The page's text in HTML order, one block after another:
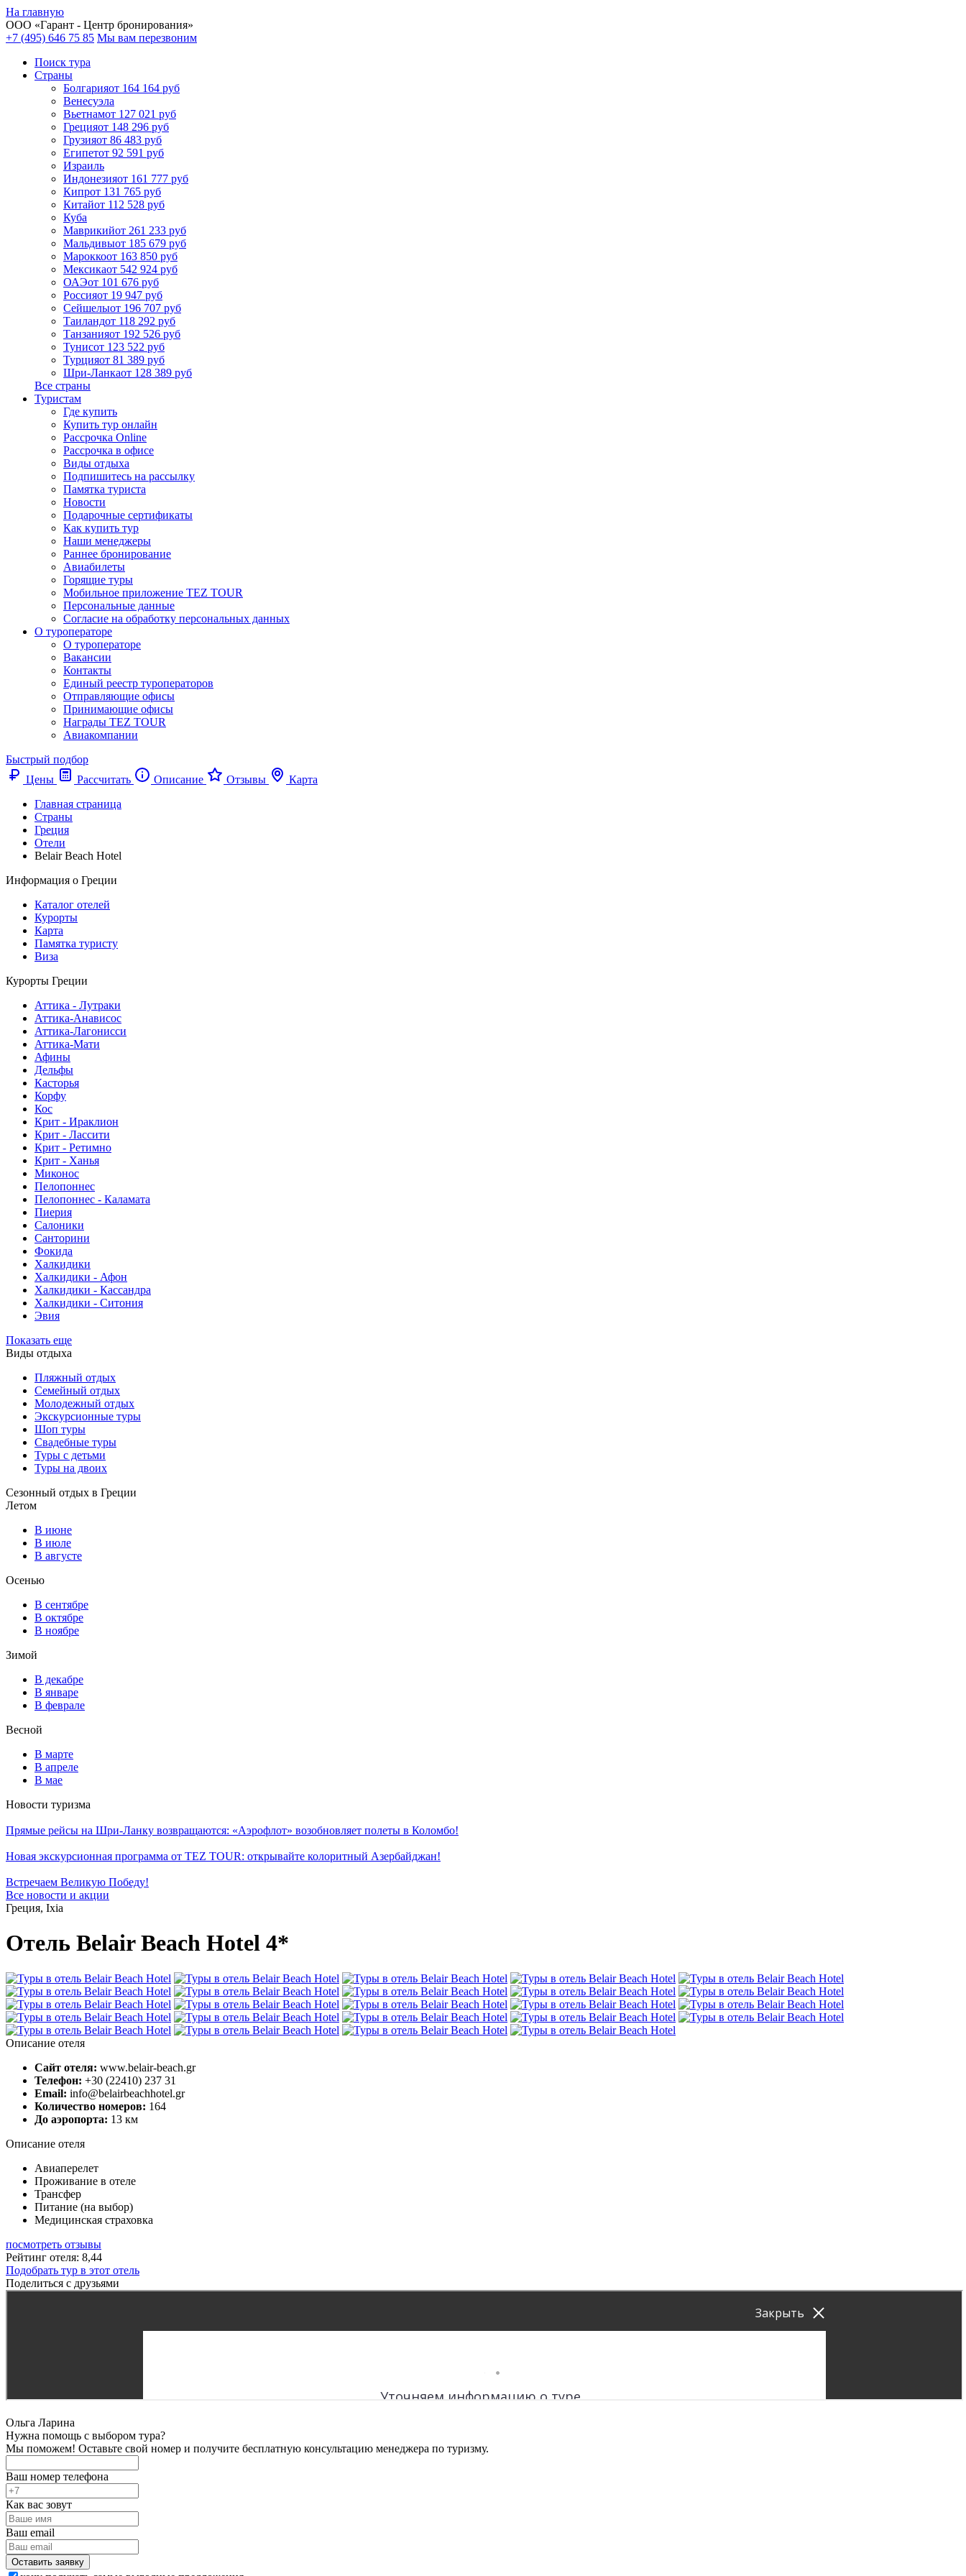
На главную
ООО «Гарант - Центр бронирования»
+7 (495) 646 75 85 Мы вам перезвоним
Поиск тура
Cтраны
Болгарияот 164 164 руб
Венесуэла
Вьетнамот 127 021 руб
Грецияот 148 296 руб
Грузияот 86 483 руб
Египетот 92 591 руб
Израиль
Индонезияот 161 777 руб
Кипрот 131 765 руб
Китайот 112 528 руб
Куба
Маврикийот 261 233 руб
Мальдивыот 185 679 руб
Мароккоот 163 850 руб
Мексикаот 542 924 руб
ОАЭот 101 676 руб
Россияот 19 947 руб
Сейшелыот 196 707 руб
Таиландот 118 292 руб
Танзанияот 192 526 руб
Тунисот 123 522 руб
Турцияот 81 389 руб
Шри-Ланкаот 128 389 руб
Все страны
Туристам
Где купить
Купить тур онлайн
Рассрочка Online
Рассрочка в офисе
Виды отдыха
Подпишитесь на рассылку
Памятка туриста
Новости
Подарочные сертификаты
Как купить тур
Наши менеджеры
Раннее бронирование
Авиабилеты
Горящие туры
Мобильное приложение TEZ TOUR
Персональные данные
Согласие на обработку персональных данных
О туроператоре
О туроператоре
Вакансии
Контакты
Единый реестр туроператоров
Отправляющие офисы
Принимающие офисы
Награды TEZ TOUR
Авиакомпании
Быстрый подбор
Цены
Рассчитать Описание Отзывы
Карта
Главная страница
Cтраны
Греция
Отели
Belair Beach Hotel
Информация о Греции
Каталог отелей
Курорты
Карта
Памятка туристу
Виза
Курорты Греции
Аттика - Лутраки
Аттика-Анависос
Аттика-Лагонисси
Аттика-Мати
Афины
Дельфы
Касторья
Корфу
Кос
Крит - Ираклион
Крит - Лассити
Крит - Ретимно
Крит - Ханья
Миконос
Пелопоннес
Пелопоннес - Каламата
Пиерия
Салоники
Санторини
Фокида
Халкидики
Халкидики - Афон
Халкидики - Кассандра
Халкидики - Ситония
Эвия
Показать еще
Виды отдыха
Пляжный отдых
Семейный отдых
Молодежный отдых
Экскурсионные туры
Шоп туры
Свадебные туры
Туры с детьми
Туры на двоих
Сезонный отдых в Греции
Летом
В июне
В июле
В августе
Осенью
В сентябре
В октябре
В ноябре
Зимой
В декабре
В январе
В феврале
Весной
В марте
В апреле
В мае
Новости туризма
Прямые рейсы на Шри-Ланку возвращаются: «Аэрофлот» возобновляет полеты в Коломбо!
Новая экскурсионная программа от TEZ TOUR: открывайте колоритный Азербайджан!
Встречаем Великую Победу!
Все новости и акции
Греция, Ixia
Отель Belair Beach Hotel 4*
Описание отеля
Сайт отеля: www.belair-beach.gr
Телефон: +30 (22410) 237 31
Email: info@belairbeachhotel.gr
Количество номеров: 164
До аэропорта: 13 км
Описание отеля
Авиаперелет
Проживание в отеле
Трансфер
Питание (на выбор)
Медицинская страховка
посмотреть отзывы
Рейтинг отеля: 8,44
Подобрать тур в этот отель
Поделиться с друзьями
Ольга Ларина
Нужна помощь с выбором тура?
Мы поможем! Оставьте свой номер и получите бесплатную консультацию менеджера по туризму.
Ваш номер телефона
Как вас зовут
Ваш email